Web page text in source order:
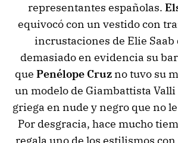
representantes españolas.
equivocó con un vestido con
incrustaciones de Elie Saab
demasiado en evidencia su
que Penélope Cruzno tuvo su
un modelo de Giambattista
griega en nude y negro que no
Por desgracia, hace mucho